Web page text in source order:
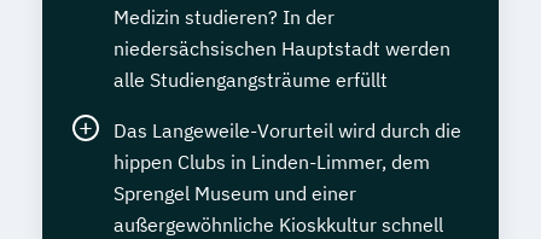
Medizin studieren? In der
niedersächsischen Hauptstadt werden
alle Studiengangsträume erfüllt
Das Langeweile-Vorurteil wird durch die
hippen Clubs in Linden-Limmer, dem
Sprengel Museum und einer
außergewöhnliche Kioskkultur schnell